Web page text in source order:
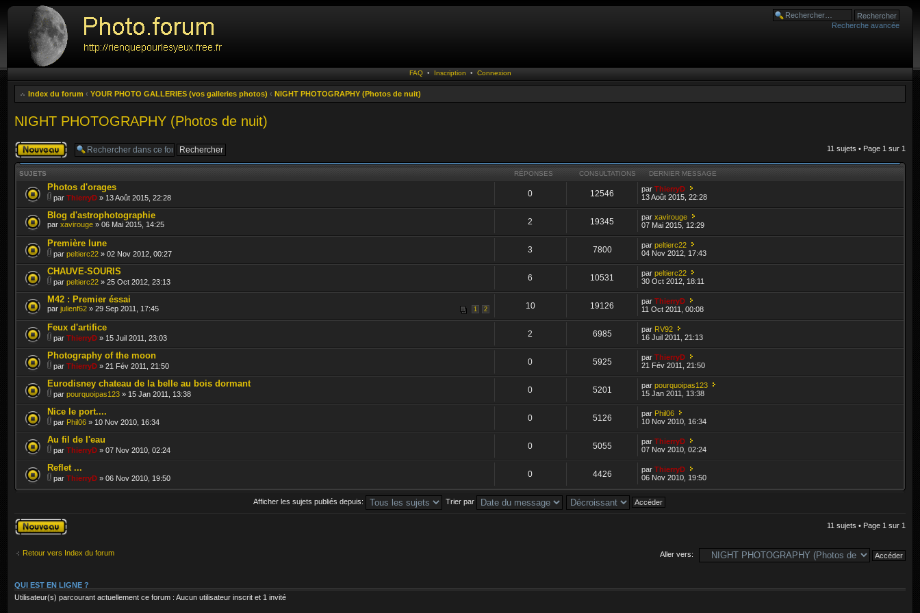
Recherche avancée
FAQ • Inscription • Connexion
Index du forum ‹ YOUR PHOTO GALLERIES (vos galleries photos) ‹ NIGHT PHOTOGRAPHY (Photos de nuit)
NIGHT PHOTOGRAPHY (Photos de nuit)
11 sujets • Page 1 sur 1
Publier un
nouveau sujet
SUJETS RÉPONSES CONSULTATIONS DERNIER MESSAGE
Photos d'orages
par ThierryD » 13 Août 2015, 22:28 0 12546 parThierryD
13 Août 2015, 22:28
Blog d'astrophotographie
par xavirouge » 06 Mai 2015, 14:25 2 19345 parxavirouge
07 Mai 2015, 12:29
Première lune
par peltierc22 » 02 Nov 2012, 00:27 3 7800 parpeltierc22
04 Nov 2012, 17:43
CHAUVE-SOURIS
par peltierc22 » 25 Oct 2012, 23:13 6 10531 parpeltierc22
30 Oct 2012, 18:11
M42 : Premier éssai
1 2
par julienf62 » 29 Sep 2011, 17:45 10 19126 parThierryD
11 Oct 2011, 00:08
Feux d'artifice
par ThierryD » 15 Juil 2011, 23:03 2 6985 par RV92
16 Juil 2011, 21:13
Photography of the moon
par ThierryD » 21 Fév 2011, 21:50 0 5925 parThierryD
21 Fév 2011, 21:50
Eurodisney chateau de la belle au bois dormant
par pourquoipas123 » 15 Jan 2011, 13:38 0 5201 parpourquoipas123
15 Jan 2011, 13:38
Nice le port....
par Phil06 » 10 Nov 2010, 16:34 0 5126 par Phil06
10 Nov 2010, 16:34
Au fil de l'eau
par ThierryD » 07 Nov 2010, 02:24 0 5055 parThierryD
07 Nov 2010, 02:24
Reflet ...
par ThierryD » 06 Nov 2010, 19:50 0 4426 parThierryD
06 Nov 2010, 19:50
Afficher les sujets publiés depuis: Trier par
Publier un
nouveau sujet
11 sujets • Page 1 sur 1
Retour vers Index du forum Aller vers:
QUI EST EN LIGNE ?
Utilisateur(s) parcourant actuellement ce forum : Aucun utilisateur inscrit et 1 invité